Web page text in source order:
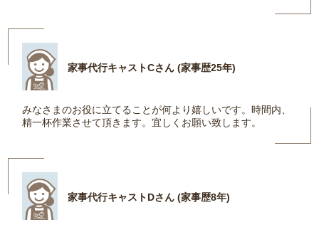
家事代行キャストCさん (家事歴25年)
みなさまのお役に立てることが何より嬉しいです。時間内、
精一杯作業させて頂きます。宜しくお願い致します。
家事代行キャストDさん (家事歴8年)